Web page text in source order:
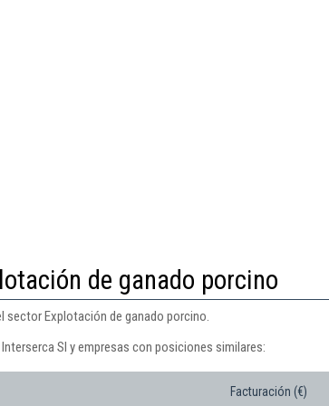
de ganado porcino
sector Explotación de ganado porcino.
Sl y empresas con posiciones similares:
Facturación (€)